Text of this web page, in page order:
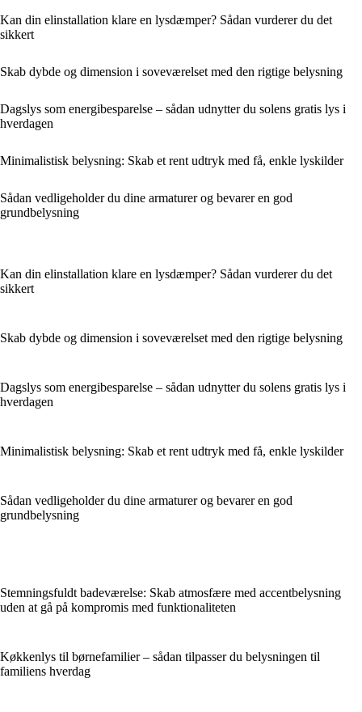
Kan din elinstallation klare en lysdæmper? Sådan vurderer du det
sikkert
Skab dybde og dimension i soveværelset med den rigtige belysning
Dagslys som energibesparelse – sådan udnytter du solens gratis lys i
hverdagen
Minimalistisk belysning: Skab et rent udtryk med få, enkle lyskilder
Sådan vedligeholder du dine armaturer og bevarer en god
grundbelysning
Kan din elinstallation klare en lysdæmper? Sådan vurderer du det
sikkert
Skab dybde og dimension i soveværelset med den rigtige belysning
Dagslys som energibesparelse – sådan udnytter du solens gratis lys i
hverdagen
Minimalistisk belysning: Skab et rent udtryk med få, enkle lyskilder
Sådan vedligeholder du dine armaturer og bevarer en god
grundbelysning
Stemningsfuldt badeværelse: Skab atmosfære med accentbelysning
uden at gå på kompromis med funktionaliteten
Køkkenlys til børnefamilier – sådan tilpasser du belysningen til
familiens hverdag